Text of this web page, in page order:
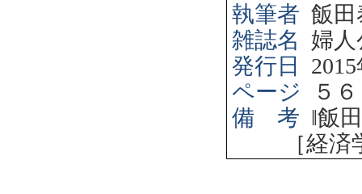
執筆者 飯田
雑誌名
婦人
発行日
2015
ページ
５
備 考 ‖飯
［経済